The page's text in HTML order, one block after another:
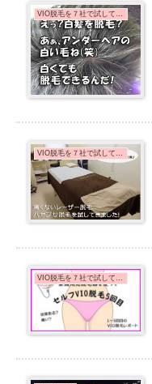
VIO脱毛を７社で試してみた口コミ体験談
VIO脱毛を７社で試してみた口コミ体験談